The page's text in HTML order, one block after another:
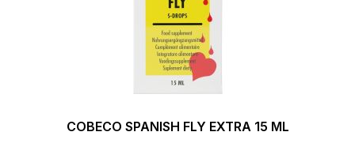
COBECO SPANISH FLY EXTRA 15 ML